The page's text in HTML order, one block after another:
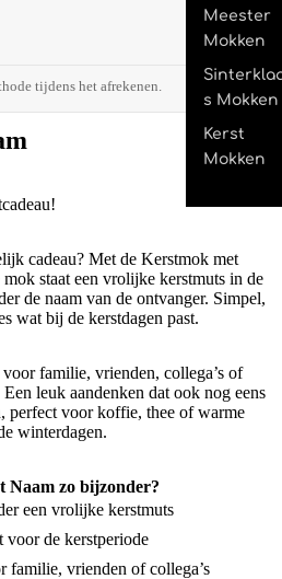
Meester
Mokken
s Mokken
Kerst
Mokken
€2,95
€4,95
tijdens het afrekenen.
cadeau? Met de Kerstmok met
staat een vrolijke kerstmuts in de
de naam van de ontvanger. Simpel,
wat bij de kerstdagen past.
familie, vrienden, collega’s of
leuk aandenken dat ook nog eens
perfect voor koffie, thee of warme
winterdagen.
Naam zo bijzonder?
een vrolijke kerstmuts
de kerstperiode
vrienden of collega’s